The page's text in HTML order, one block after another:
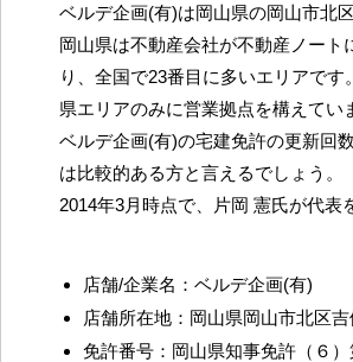
ベルデ企画(有)は岡山県の岡山市北
岡山県は不動産会社が不動産ノー
り、全国で23番目に多いエリアで
県エリアのみに営業拠点を構えてい
ベルデ企画(有)の宅建免許の更新回
は比較的ある方と言えるでしょう。
2014年3月時点で、片岡 憲氏が代表
店舗/企業名：ベルデ企画(有)
店舗所在地：岡山県岡山市北区
免許番号：岡山県知事免許（６